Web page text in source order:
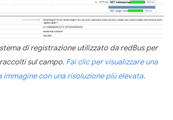
di registrazione utilizzato da redBus per
sul campo. Fai clic per visualizzare una
immagine con una risoluzione più elevata.